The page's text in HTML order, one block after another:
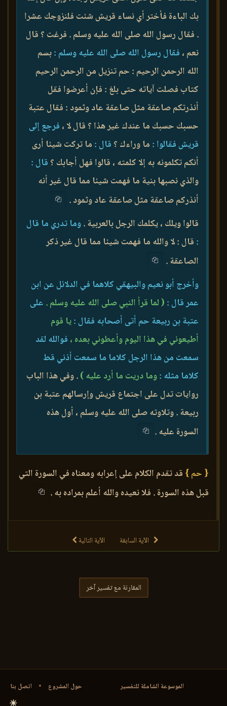
بك الباءة فأختر أي نساء قريش شئت فلنزوجك عشرا
. فقال رسول الله صلى الله عليه وسلم . فرغت ؟ قال
نعم ، فقال رسول الله صلى الله عليه وسلم :بسم
الله الرحمن الرحيم : حم تنزيل من الرحمن الرحيم
كتاب فصلت آياته حتى بلغ : فإن أعرضوا فقل
أنذرتكم صاعقة مثل صاعقة عاد وثمود : فقال عتبة
حسبك حسبك ما عندك غير هذا ؟ قال لا ، فرجع إلى
قريش فقالوا : ما وراءك ؟ قال : ما تركت شيئا أرى
أنكم تكلمونه به إلا كلمته ، قالوا فهل أجابك ؟ قال :
والذي نصبها بنية ما فهمت شيئا مما قال غير أنه
أنذركم صاعقة مثل صاعقة عاد وثمود .
قالوا ويلك ، يكلمك الرجل بالعربية .وما تدري ما قال
: قال : لا والله ما فهمت شيئا مما قال غير ذكر
الصاعقة .
وأخرج أبو نعيم والبيهقي كلاهما في الدلائل عن ابن
عمر قال : ( لما قرأ النبي صلى الله عليه وسلم . على
عتبة بن ربيعة حم أتى أصحابه فقال :يا قوم
أطيعوني في هذا اليوم وأعطوني بعده ، فوالله لقد
سمعت من هذا الرجل كلاما ما سمعت أذني قط
كلاما مثله :وما دريت ما أرد عليه ). وفي هذا الباب
روايات تدل على اجتماع قريش وإرسالهم عتبة بن
ربيعة . وتلاوته صلى الله عليه وسلم ، أول هذه
السورة عليه .
{ حم } قد تقدم الكلام على إعرابه ومعناه في السورة التي
قبل هذه السورة . فلا نعيده والله أعلم بمراده به .
الآية السابقة الآية التالية
المقارنة مع تفسير آخر
حول المشروع • اتصل بنا الموسوعة الشاملة للتفسير